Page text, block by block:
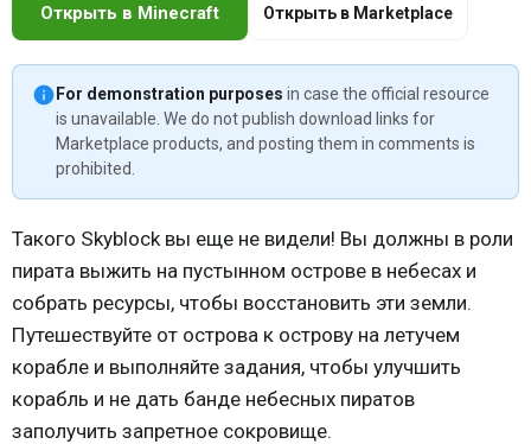
Открыть в Minecraft Открыть в Marketplace
For demonstration purposes in case the official resource
is unavailable. We do not publish download links for
Marketplace products, and posting them in comments is
prohibited.
Такого Skyblock вы еще не видели! Вы должны в роли
пирата выжить на пустынном острове в небесах и
собрать ресурсы, чтобы восстановить эти земли.
Путешествуйте от острова к острову на летучем
корабле и выполняйте задания, чтобы улучшить
корабль и не дать банде небесных пиратов
заполучить запретное сокровище.